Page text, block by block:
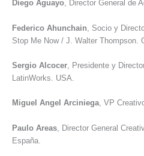
Diego Aguayo, Director General de
Federico Ahunchain , Socio y
Stop Me Now / J. Walter Thompson.
Sergio Alcocer , Presidente y
LatinWorks. USA.
Miguel Angel Arciniega, VP
Paulo Areas , Director General
España.